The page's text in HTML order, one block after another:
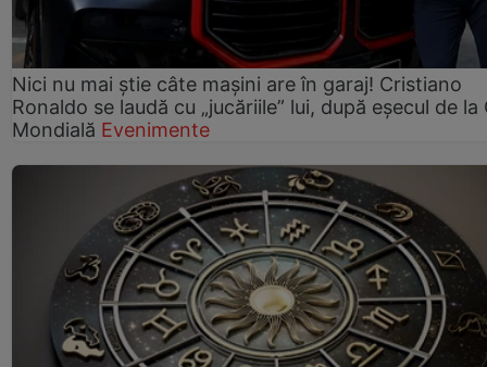
Nici nu mai știe câte mașini are în garaj! Cristiano
Ronaldo se laudă cu „jucăriile” lui, după eșecul de la
Mondială Evenimente